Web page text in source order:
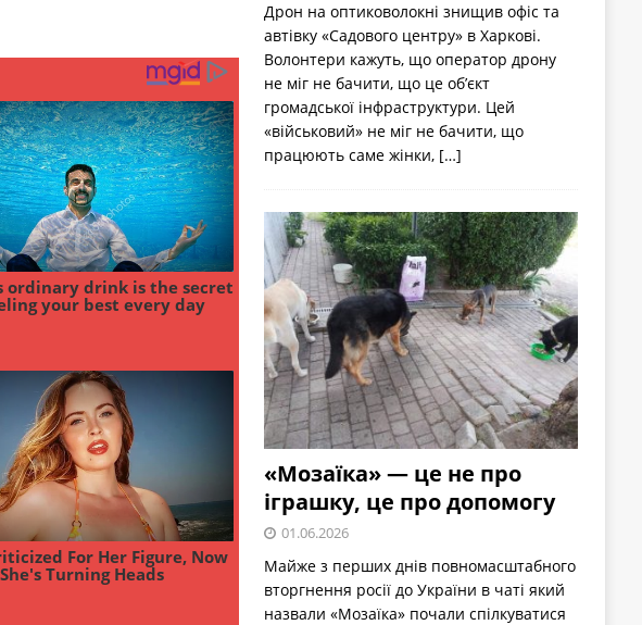
Дрон на оптиковолокні знищив офіс та
автівку «Садового центру» в Харкові.
Волонтери кажуть, що оператор дрону
не міг не бачити, що це об’єкт
громадської інфраструктури. Цей
«військовий» не міг не бачити, що
працюють саме жінки, […]
«Мозаїка» — це не про
іграшку, це про допомогу
01.06.2026
Майже з перших днів повномасштабного
вторгнення росії до України в чаті який
назвали «Мозаїка» почали спілкуватися